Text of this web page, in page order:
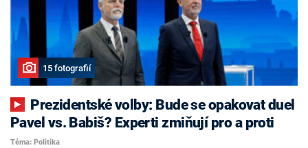
15 fotografií
Pavel vs. Babiš? Experti zmiňují pro a proti
Téma: Politika